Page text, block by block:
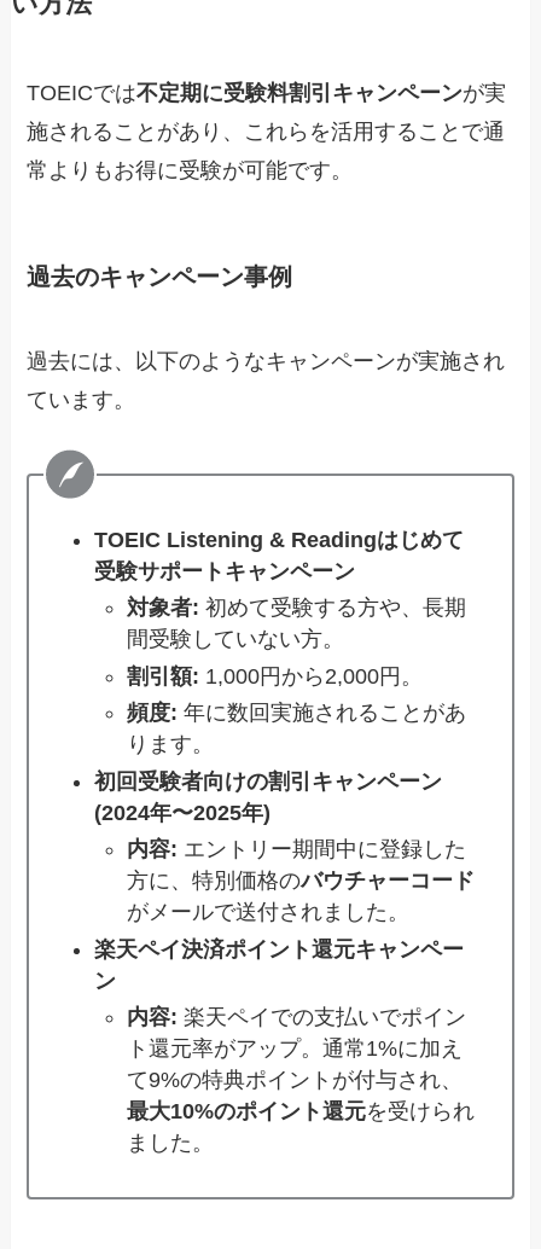
TOEICでは不定期に受験料割引キャンペーンが実
施されることがあり、これらを活用することで通
常よりもお得に受験が可能です。
過去のキャンペーン事例
過去には、以下のようなキャンペーンが実施され
ています。
TOEIC Listening & Readingはじめて
受験サポートキャンペーン
対象者: 初めて受験する方や、長期
間受験していない方。
割引額: 1,000円から2,000円。
頻度: 年に数回実施されることがあ
ります。
初回受験者向けの割引キャンペーン
(2024年〜2025年)
内容: エントリー期間中に登録した
方に、特別価格のバウチャーコード
がメールで送付されました。
楽天ペイ決済ポイント還元キャンペー
ン
内容: 楽天ペイでの支払いでポイン
ト還元率がアップ。通常1%に加え
て9%の特典ポイントが付与され、
最大10%のポイント還元を受けられ
ました。